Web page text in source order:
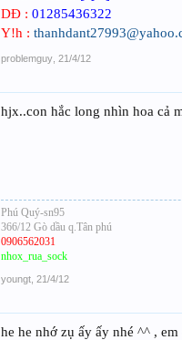
DĐ :01285436322
Y!h :
problemguy 21/4/12
hjx..con hắc long nhìn hoa cả
Phú Quý-sn95
366/12 Gò dầu q.Tân phú
0906562031
nhox_rua_sock
youngt 21/4/12
he he nhớ zụ ấy ấy nhé ^^ ,